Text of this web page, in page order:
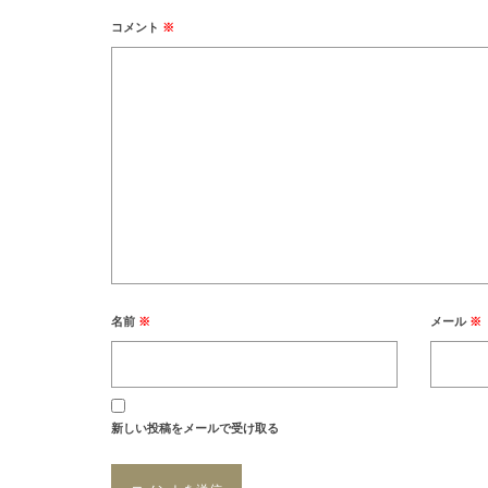
コメント ※
名前 ※ メール ※
新しい投稿をメールで受け取る